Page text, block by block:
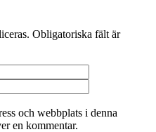
Obligatoriska fält är
och webbplats i denna
en kommentar.